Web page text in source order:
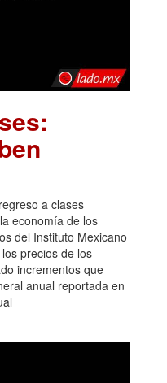
a clases
economía de los
del Instituto Mexicano
precios de los
incrementos que
anual reportada en